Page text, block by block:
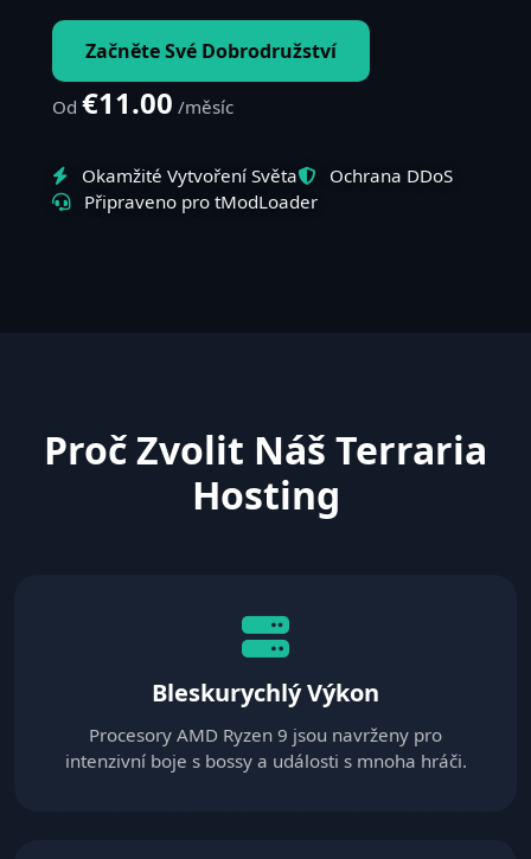
Začněte Své Dobrodružství
Od €11.00 /měsíc
Okamžité Vytvoření Světa
Ochrana DDoS
Připraveno pro tModLoader
Proč Zvolit Náš Terraria
Hosting
Bleskurychlý Výkon
Procesory AMD Ryzen 9 jsou navrženy pro
intenzivní boje s bossy a události s mnoha hráči.